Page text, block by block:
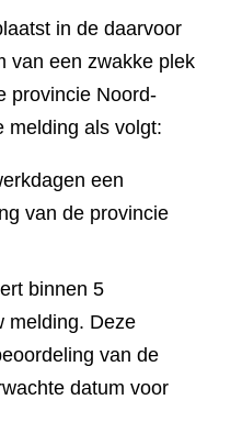
in de daarvoor
van een zwakke plek
provincie Noord-
melding als volgt:
een
van de provincie
binnen 5
melding. Deze
van de
datum voor